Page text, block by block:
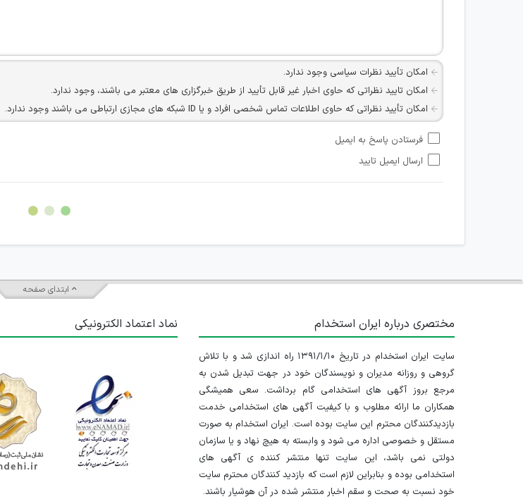
امکان تأیید نظرات سیاسی وجود ندارد.
امکان تایید نظراتی که حاوی اخبار غیر قابل تأیید از طریق خبرگزاری های معتبر می باشند، وجود ندارد.
امکان تأیید نظراتی که حاوی اطلاعات تماس شخصی افراد و یا ID شبکه های مجازی ارتباطی می باشند وجود ندارد.
هرگونه تحریک، تحقیر و کنایه به سایر افراد (مسئول و غیر مسئول) غیر مجاز می باشد.
امکان هماهنگی برای هرگونه ملاقات حضوری چه به صورت دسته جمعی و چه فردی توسط کاربران سایت وجود ندارد.
فرستادن پاسخ به ایمیل
ارسال ایمیل تایید
ابتدای صفحه
مختصری درباره ایران استخدام
سایت ایران استخدام در تاریخ ۱۳۹۱/۱/۱۰ راه اندازی شد و با تلاش
گروهی و روزانه مدیران و نویسندگان خود در جهت تبدیل شدن به
مرجع بروز آگهی های استخدامی گام برداشت. سعی همیشگی
همکاران ما ارائه مطلوب و با کیفیت آگهی های استخدامی خدمت
بازدیدکنندگان محترم این سایت بوده است. ایران استخدام به صورت
مستقل و خصوصی اداره می شود و وابسته به هیچ نهاد و یا سازمان
دولتی نمی باشد، این سایت تنها منتشر کننده ی آگهی های
استخدامی بوده و بنابراین لازم است که بازدید کنندگان محترم سایت
خود نسبت به صحت و سقم اخبار منتشر شده در آن هوشیار باشند.
نماد اعتماد الکترونیکی